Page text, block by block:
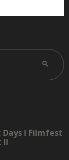
I Filmfest
II